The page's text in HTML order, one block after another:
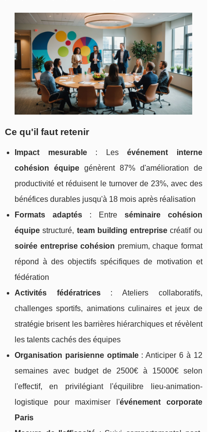
Ce qu'il faut retenir
Impact mesurable: Lesévénement interne
cohésion équipegénèrent 87% d'amélioration de
productivité et réduisent le turnover de 23%, avec des
bénéfices durables jusqu'à 18 mois après réalisation
Formats adaptés: Entre séminaire cohésion
équipe structuré, team building entreprise créatif ou
soirée entreprise cohésion premium, chaque format
répond à des objectifs spécifiques de motivation et
fédération
Activités fédératrices: Ateliers collaboratifs,
challenges sportifs, animations culinaires et jeux de
stratégie brisent les barrières hiérarchiques et révèlent
les talents cachés des équipes
Organisation parisienne optimale: Anticiper 6 à 12
semaines avec budget de 2500€ à 15000€ selon
l'effectif, en privilégiant l'équilibre lieu-animation-
logistique pour maximiser l'événement corporate
Paris